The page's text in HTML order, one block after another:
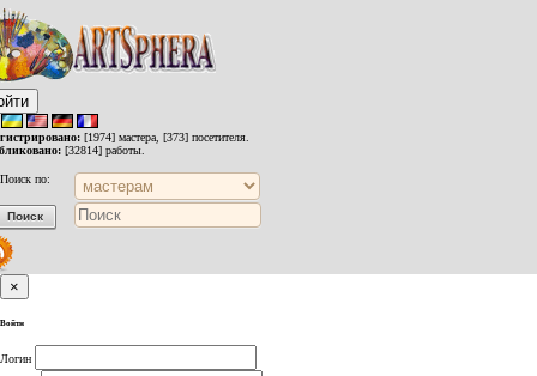
[1974] мастера, [373] посетителя.
[32814] работы.
Поиск по:
×
Войти
Логин